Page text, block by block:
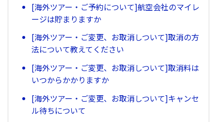
[海外ツアー・ご予約について]航空会社のマイレ
ージは貯まりますか
[海外ツアー・ご変更、お取消しついて]取消の方
法について教えてください
[海外ツアー・ご変更、お取消しついて]取消料は
いつからかかりますか
[海外ツアー・ご変更、お取消しついて]キャンセ
ル待ちについて